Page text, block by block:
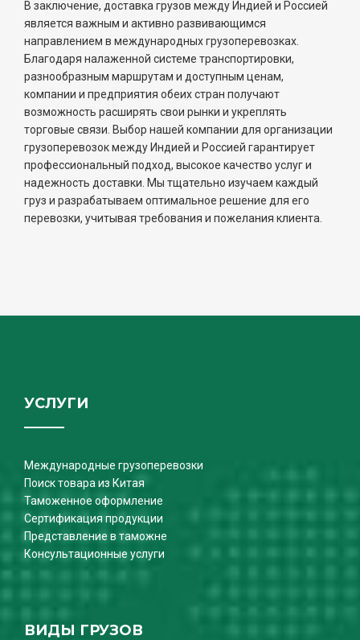
В заключение, доставка грузов между Индией и Россией
является важным и активно развивающимся
направлением в международных грузоперевозках.
Благодаря налаженной системе транспортировки,
разнообразным маршрутам и доступным ценам,
компании и предприятия обеих стран получают
возможность расширять свои рынки и укреплять
торговые связи. Выбор нашей компании для организации
грузоперевозок между Индией и Россией гарантирует
профессиональный подход, высокое качество услуг и
надежность доставки. Мы тщательно изучаем каждый
груз и разрабатываем оптимальное решение для его
перевозки, учитывая требования и пожелания клиента.
УСЛУГИ
Международные грузоперевозки
Поиск товара из Китая
Таможенное оформление
Сертификация продукции
Представление в таможне
Консультационные услуги
ВИДЫ ГРУЗОВ